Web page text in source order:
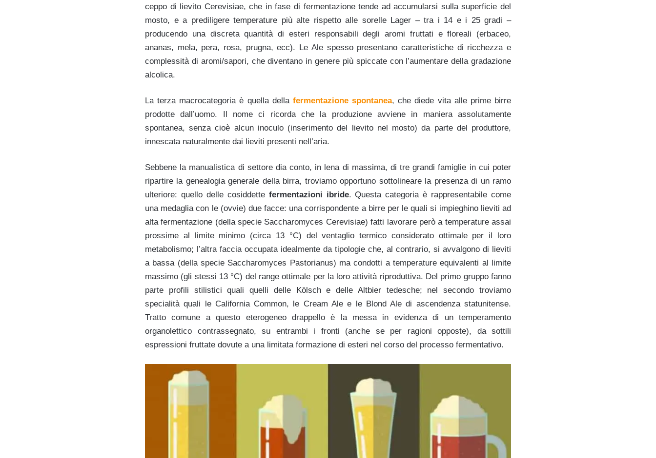
ceppo di lievito Cerevisiae, che in fase di fermentazione tende ad accumularsi sulla superficie del
mosto, e a prediligere temperature più alte rispetto alle sorelle Lager – tra i 14 e i 25 gradi –
producendo una discreta quantità di esteri responsabili degli aromi fruttati e floreali (erbaceo,
ananas, mela, pera, rosa, prugna, ecc). Le Ale spesso presentano caratteristiche di ricchezza e
complessità di aromi/sapori, che diventano in genere più spiccate con l’aumentare della gradazione
alcolica.
La terza macrocategoria è quella della fermentazione spontanea, che diede vita alle prime birre
prodotte dall’uomo. Il nome ci ricorda che la produzione avviene in maniera assolutamente
spontanea, senza cioè alcun inoculo (inserimento del lievito nel mosto) da parte del produttore,
innescata naturalmente dai lieviti presenti nell’aria.
Sebbene la manualistica di settore dia conto, in lena di massima, di tre grandi famiglie in cui poter
ripartire la genealogia generale della birra, troviamo opportuno sottolineare la presenza di un ramo
ulteriore: quello delle cosiddette fermentazioni ibride. Questa categoria è rappresentabile come
una medaglia con le (ovvie) due facce: una corrispondente a birre per le quali si impieghino lieviti ad
alta fermentazione (della specie Saccharomyces Cerevisiae) fatti lavorare però a temperature assai
prossime al limite minimo (circa 13 °C) del ventaglio termico considerato ottimale per il loro
metabolismo; l’altra faccia occupata idealmente da tipologie che, al contrario, si avvalgono di lieviti
a bassa (della specie Saccharomyces Pastorianus) ma condotti a temperature equivalenti al limite
massimo (gli stessi 13 °C) del range ottimale per la loro attività riproduttiva. Del primo gruppo fanno
parte profili stilistici quali quelli delle Kölsch e delle Altbier tedesche; nel secondo troviamo
specialità quali le California Common, le Cream Ale e le Blond Ale di ascendenza statunitense.
Tratto comune a questo eterogeneo drappello è la messa in evidenza di un temperamento
organolettico contrassegnato, su entrambi i fronti (anche se per ragioni opposte), da sottili
espressioni fruttate dovute a una limitata formazione di esteri nel corso del processo fermentativo.